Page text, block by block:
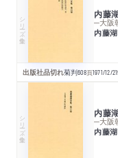
シリーズ・全集 内藤
─大阪
内藤
出版社品切れ菊判608頁1971/12/21
シリーズ・全集 内藤
─大阪
内藤